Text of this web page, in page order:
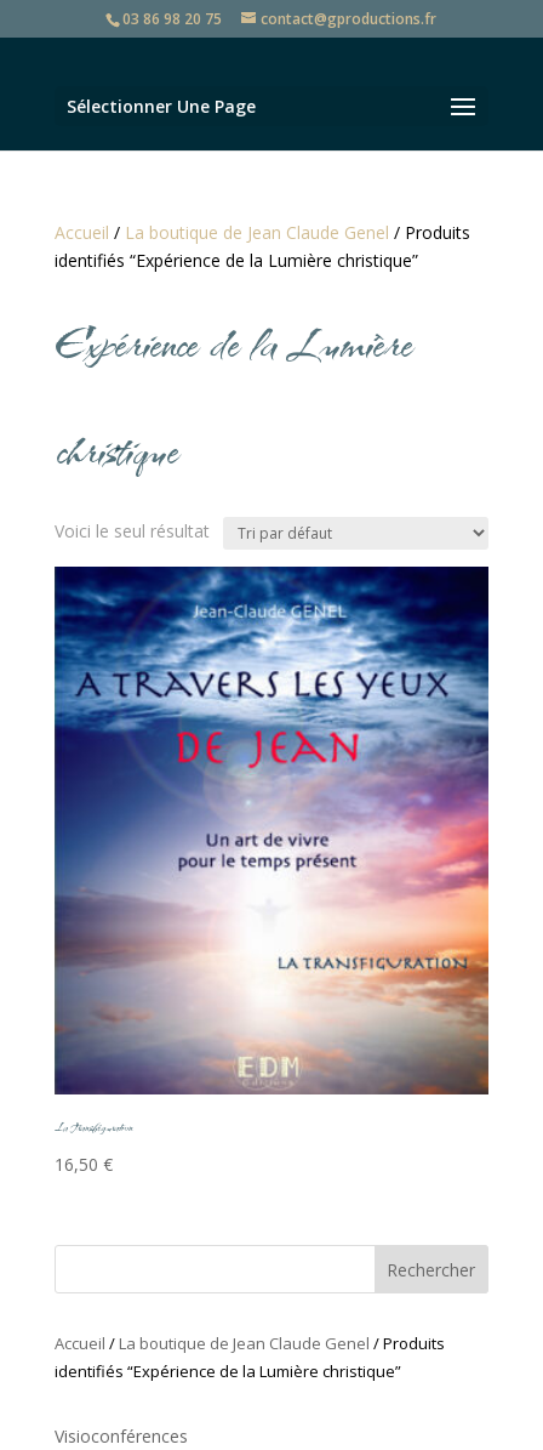
03 86 98 20 75 contact@gproductions.fr
Sélectionner Une Page
Accueil / La boutique de Jean Claude Genel / Produits
identifiés “Expérience de la Lumière christique”
Expérience de la Lumière
christique
Voici le seul résultat
La Transfiguration
16,50 €
Rechercher
Accueil / La boutique de Jean Claude Genel / Produits
identifiés “Expérience de la Lumière christique”
Visioconférences